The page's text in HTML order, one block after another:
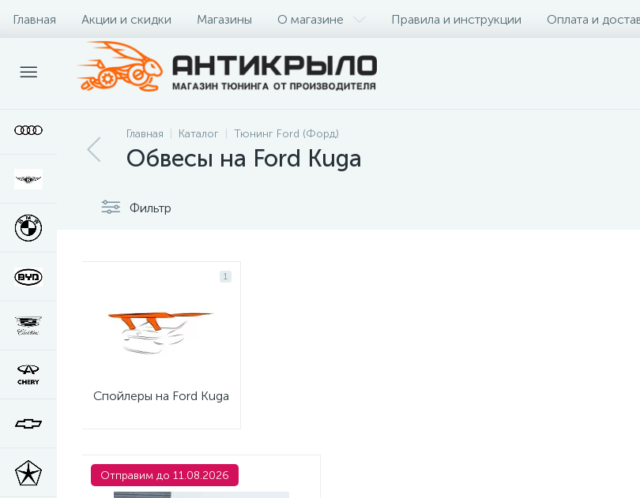
Главная Акции и скидки Магазины О магазине Правила и инструкции Оплата и
Главная Каталог Тюнинг Ford (Форд)
Обвесы на Ford Kuga
Фильтр
1
Спойлеры на Ford Kuga
Отправим до 11.08.2026